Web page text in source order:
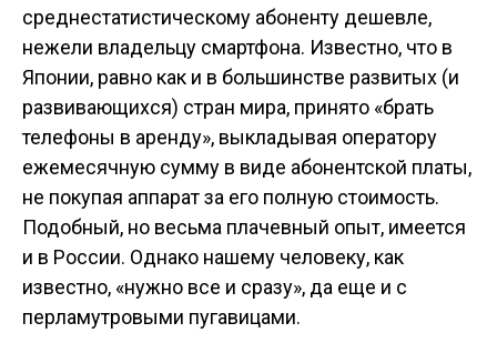
среднестатистическому абоненту дешевле,
нежели владельцу смартфона. Известно, что в
Японии, равно как и в большинстве развитых (и
развивающихся) стран мира, принято «брать
телефоны в аренду», выкладывая оператору
ежемесячную сумму в виде абонентской платы,
не покупая аппарат за его полную стоимость.
Подобный, но весьма плачевный опыт, имеется
и в России. Однако нашему человеку, как
известно, «нужно все и сразу», да еще и с
перламутровыми пугавицами.